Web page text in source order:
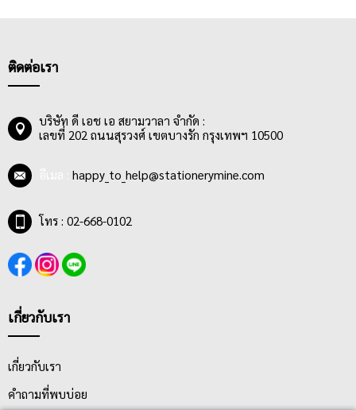
ติดต่อเรา
บริษัท ดี เอช เอ สยามวาลา จำกัด :
เลขที่ 202 ถนนสุรวงศ์ เขตบางรัก กรุงเทพฯ 10500
happy_to_help@stationerymine.com
โทร : 02-668-0102
เกี่ยวกับเรา
เกี่ยวกับเรา
คำถามที่พบบ่อย